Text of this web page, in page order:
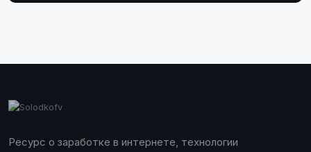
Ресурс о заработке в интернете, технологии